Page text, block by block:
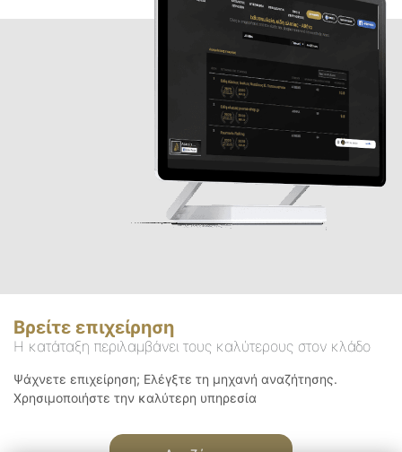
Βρείτε επιχείρηση
Η κατάταξη περιλαμβάνει τους καλύτερους στον κλάδο
Ψάχνετε επιχείρηση; Ελέγξτε τη μηχανή αναζήτησης.
Χρησιμοποιήστε την καλύτερη υπηρεσία